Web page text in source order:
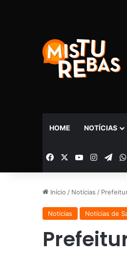
HOME NOTÍCIAS
Facebook YouTube
Início / Notícias /
Notícias Notícias de